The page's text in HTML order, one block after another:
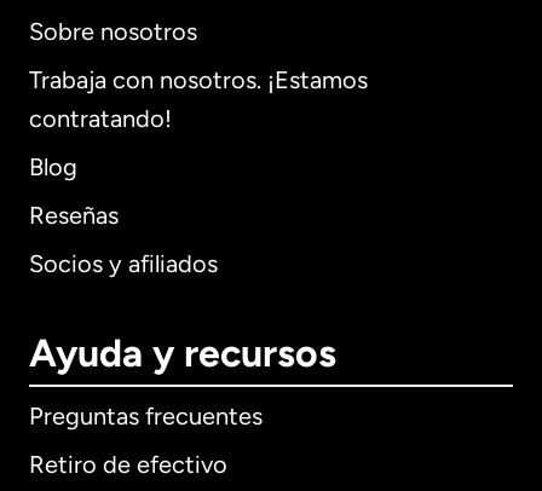
Sobre nosotros
Trabaja con nosotros. ¡Estamos
contratando!
Blog
Reseñas
Socios y afiliados
Ayuda y recursos
Preguntas frecuentes
Retiro de efectivo